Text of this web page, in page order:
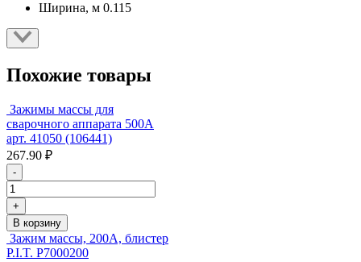
Ширина, м 0.115
Похожие товары
Зажимы массы для
сварочного аппарата 500А
арт. 41050 (106441)
267.90 ₽
-
+
В корзину
Зажим массы, 200А, блистер
P.I.T. P7000200